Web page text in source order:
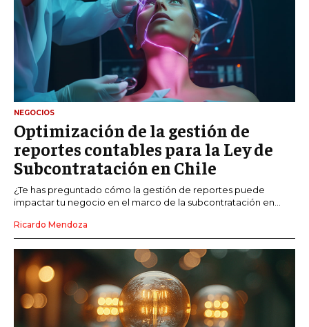
NEGOCIOS
Optimización de la gestión de
reportes contables para la Ley de
Subcontratación en Chile
¿Te has preguntado cómo la gestión de reportes puede
impactar tu negocio en el marco de la subcontratación en...
Ricardo Mendoza